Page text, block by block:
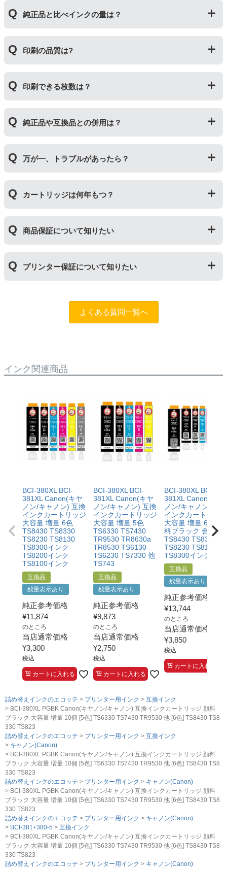
いる互換品です。プリンターに適合するように作られて
いますが、一部特許回避を目的に形状をあえて変更して
ご安心ください。
純正品と比べインクの量は？
インク量が入っており、純正インクと同等量の印刷がで
きます。（インクが純正品より多く入っていても、必ず
ん。）
印刷の品質は?
の順です。
したブログ記事がございますのでよろしければご覧くだ
純正インク・互換インク・詰め替えインクの違い【まと
め】
印刷できる枚数は？
インク量が入っており、純正インクと同等量の印刷がで
きます。（インクが純正品より多く入っていても、必ず
ん。）印刷枚数についてはご使用環境により大きく左右
純正品や互換品との併用は？
併用してご使用いただけます。（例：よく使うブラック
は互換インク、他の色は純正インクを使う等）ただし、
用おいては、当店でテストしておりません。万が一動作
ください。
万が一、トラブルがあったら？
ご相談ください。また互換インクカートリッジには「
ふ
たつの保証」を設けております。商品はご購入から１年
ら１年以内であれば保証の適用が可能です。
カートリッジは何年もつ？
ら１年間とさせていただいておりますので、可能な限り
保証期間内に使い切っていただくようお願いいたしま
保管をお願いいたします。
商品保証について知りたい
保証期間：ご購入日から１年間
トラブルが発生した際、サポートスタッフにご相談のう
品返金を承る制度です。
※商品の不具合ではなく、プリンターの操作方法によっ
て改善する場合もありますので、まずは当店までご相談
・商品を返送する前に必ず当店までご連絡をいただきサ
・保証対象となる商品を当店指定の方法で返送いただく
こと
・当店で定めた保証期間（ご購入日から1年間）を過ぎ
る前に当店へご連絡をいただくこと
・返品理由が「不要になったから」「注文を間違えた」
等お客様都合ではないこと
プリンター保証について知りたい
保証期間：プリンター本体ご購入日から１年間
当店のインクが原因でトラブルが発生し、サポートスタ
作方法によって改善する場合もありますので、まずは当
【適用条件】
・修理に出される前に、必ず当店へご連絡をいただくこ
と。
・プリンター本体が保証期間内であることを証明できる
書類（保証書や領収書など）をご提示いただくこと。
・当店の商品が原因でプリンターが故障したことがわか
ものではないこと。
・メーカーの出張修理を依頼されてないこと。
よくある質問一覧へ
インク関連商品
BCI-380XL BCI-
381XL Canon(キヤ
ノン/キャノン) 互換
インクカートリッジ
大容量 増量 6色
TS8430 TS8330
TS8230 TS8130
TS8300インク
TS8200インク
TS8100インク
互換品
残量表示あり
純正参考価格
¥11,874
のところ
当店通常価格
¥3,300
税込
カートに入れる
BCI-380XL BCI-
381XL Canon(キヤ
ノン/キャノン) 互換
インクカートリッジ
大容量 増量 5色
TS6330 TS7430
TR9530 TR8630a
TR8530 TS6130
TS6230 TS7330 他
TS743
互換品
残量表示あり
純正参考価格
¥9,873
のところ
当店通常価格
¥2,750
税込
カートに入れる
BCI-380XL BCI-
381XL Canon(キヤ
ノン/キャノン) 互換
インクカートリッ
大容量 増量 6色+顔
料ブラック 合計7個
TS8430 TS8330
TS8230 TS8130
TS8300インク TS8
互換品
残量表示あり
純正参考価格
¥13,744
のところ
当店通常価格
¥3,850
税込
カートに入れる
詰め替えインクのエコッテ プリンター用インク
互換インク
BCI-380XL PGBK Canon(キヤノン/キャノン) 互換インクカートリッジ 顔料
ブラック 大容量 増量 10個 [5色] TS6330 TS7430 TR9530 他 [6色] TS8430 TS8
330 TS823
詰め替えインクのエコッテ
プリンター用インク
互換インク
キャノン(Canon)
BCI-380XL PGBK Canon(キヤノン/キャノン) 互換インクカートリッジ 顔料
ブラック 大容量 増量 10個 [5色] TS6330 TS7430 TR9530 他 [6色] TS8430 TS8
330 TS823
詰め替えインクのエコッテ
プリンター用インク
キャノン(Canon)
BCI-380XL PGBK Canon(キヤノン/キャノン) 互換インクカートリッジ 顔料
ブラック 大容量 増量 10個 [5色] TS6330 TS7430 TR9530 他 [6色] TS8430 TS8
330 TS823
詰め替えインクのエコッテ
プリンター用インク
キャノン(Canon)
BCI-381+380-5
互換インク
BCI-380XL PGBK Canon(キヤノン/キャノン) 互換インクカートリッジ 顔料
ブラック 大容量 増量 10個 [5色] TS6330 TS7430 TR9530 他 [6色] TS8430 TS8
330 TS823
詰め替えインクのエコッテ
プリンター用インク
キャノン(Canon)